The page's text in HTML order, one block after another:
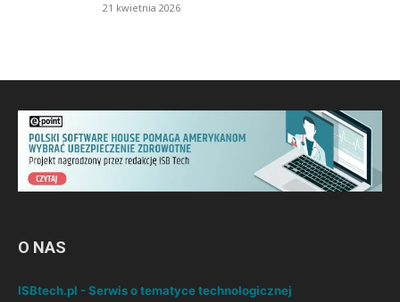
21 kwietnia 2026
O NAS
ISBtech.pl - Serwis o tematyce technologicznej